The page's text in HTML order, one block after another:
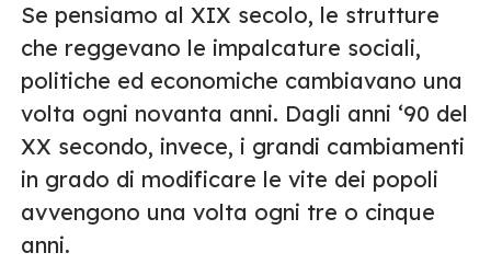
Se pensiamo al XIX secolo, le strutture
che reggevano le impalcature sociali,
politiche ed economiche cambiavano una
volta ogni novanta anni. Dagli anni ‘90 del
XX secondo, invece, i grandi cambiamenti
in grado di modificare le vite dei popoli
avvengono una volta ogni tre o cinque
anni.